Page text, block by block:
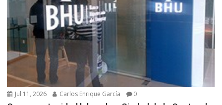
Jul 11, 2026 Carlos Enrique García 0